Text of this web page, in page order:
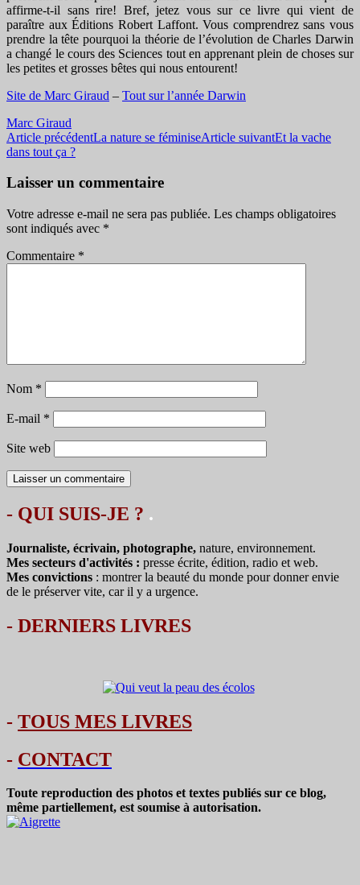
affirme-t-il sans rire! Bref, jetez vous sur ce livre qui vient de
paraître aux Éditions Robert Laffont. Vous comprendrez sans vous
prendre la tête pourquoi la théorie de l’évolution de Charles Darwin
a changé le cours des Sciences tout en apprenant plein de choses sur
les petites et grosses bêtes qui nous entourent!
Site de Marc Giraud – Tout sur l’année Darwin
Marc Giraud
Navigation
des
articles
Article précédentLa nature se féminiseArticle suivantEt la vache
dans tout ça ?
Laisser un commentaire
Votre adresse e-mail ne sera pas publiée. Les champs obligatoires
sont indiqués avec *
Commentaire *
Nom *
E-mail *
Site web
- QUI SUIS-JE ? .
Journaliste, écrivain, photographe, nature, environnement.
Mes secteurs d'activités : presse écrite, édition, radio et web.
Mes convictions : montrer la beauté du monde pour donner envie
de le préserver vite, car il y a urgence.
- DERNIERS LIVRES
- TOUS MES LIVRES
- CONTACT
Toute reproduction des photos et textes publiés sur ce blog,
même partiellement, est soumise à autorisation.